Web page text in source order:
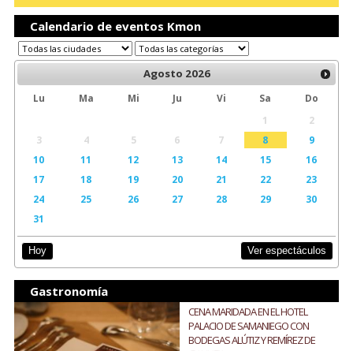
Calendario de eventos Kmon
Agosto 2026
Lu Ma Mi Ju Vi Sa
Do
1
2
3
4 5 6 7 8
9
10
11 12 13 14 15
16
17
18 19 20 21 22
23
24
25 26 27 28 29
30
31
Hoy Ver espectáculos
Gastronomía
CENA MARIDADA EN EL HOTEL
PALACIO DE SAMANIEGO CON
BODEGAS ALÚTIZ Y REMÍREZ DE